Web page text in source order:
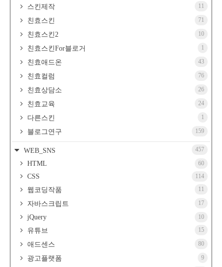
스킨제작 11
친효스킨 71
친효스킨2 10
친효스킨For블로거 1
친효애드온 43
친효컬럼 76
친효상담소 26
친효교육 24
다른스킨 1
블로그연구 159
WEB_SNS 457
HTML 60
CSS 114
웹코딩작품 11
자바스크립트 17
jQuery 10
유튜브 15
애드센스 80
광고플랫폼 9